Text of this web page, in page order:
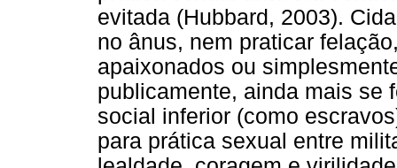
evitada (Hubbard, 2003).
no ânus, nem praticar
apaixonados ou
publicamente, ainda mais se
social inferior (como
para prática sexual entre